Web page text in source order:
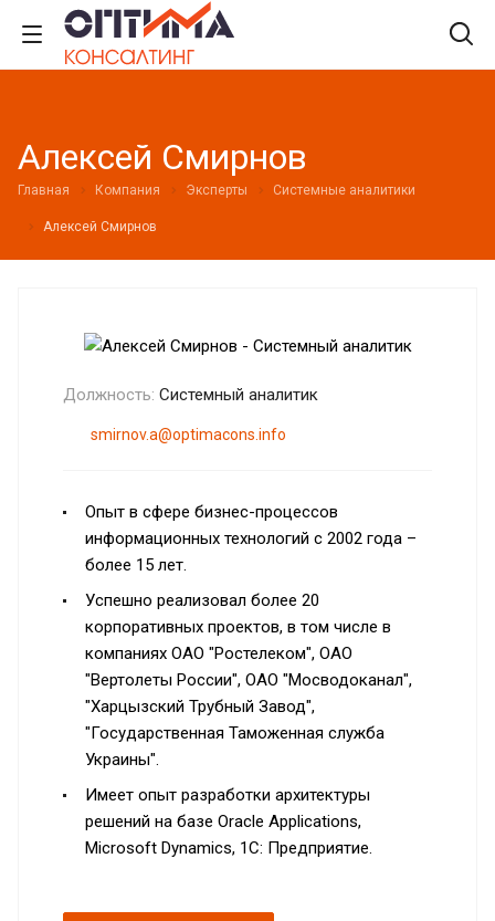
Алексей Смирнов
Главная Компания Эксперты Системные аналитики
Алексей Смирнов
Должность: Системный аналитик
smirnov.a@optimacons.info
Опыт в сфере бизнес-процессов
информационных технологий с 2002 года –
более 15 лет.
Успешно реализовал более 20
корпоративных проектов, в том числе в
компаниях ОАО "Ростелеком", ОАО
"Вертолеты России", ОАО "Мосводоканал",
"Харцызский Трубный Завод",
"Государственная Таможенная служба
Украины".
Имеет опыт разработки архитектуры
решений на базе Oracle Applications,
Microsoft Dynamics, 1С: Предприятие.